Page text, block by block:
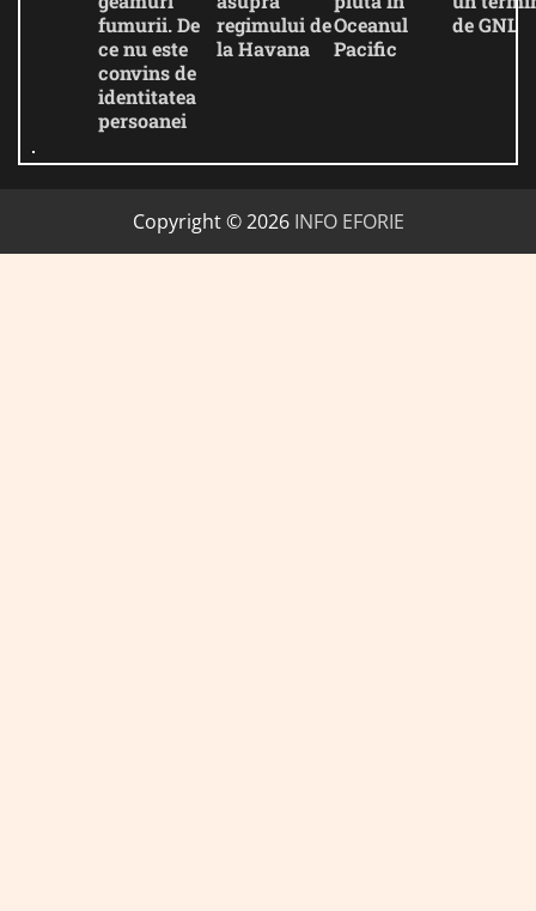
fumurii. De
ce nu este
convins de
identitatea
persoanei
regimului de
la Havana
Oceanul
Pacific
de GNL
Copyright © 2026 INFO EFORIE